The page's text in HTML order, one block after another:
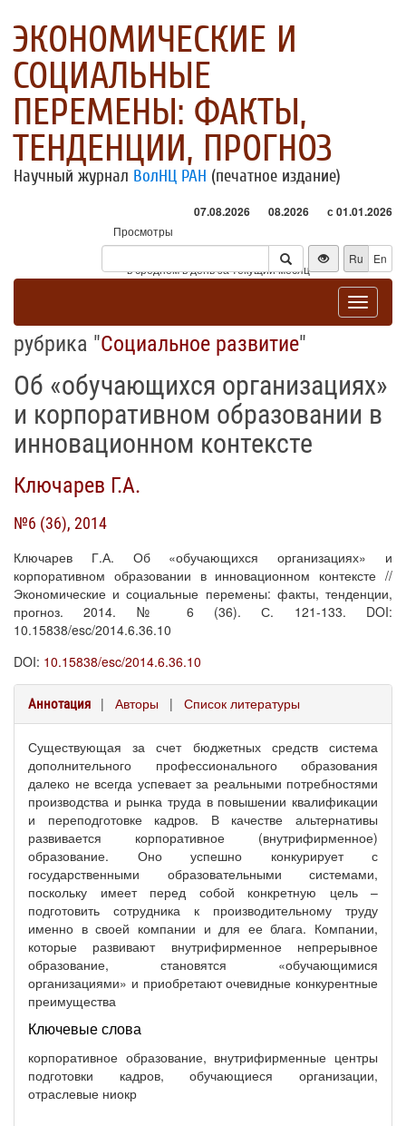
ЭКОНОМИЧЕСКИЕ И
СОЦИАЛЬНЫЕ
ПЕРЕМЕНЫ: ФАКТЫ,
ТЕНДЕНЦИИ, ПРОГНОЗ
Научный журнал ВолНЦ РАН (печатное издание)
07.08.2026 08.2026 с 01.01.2026
Просмотры
Посетители
* - в среднем в день за текущий месяц
Ru En
Toggle
рубрика "Социальное развитие"
Об «обучающихся организациях»
и корпоративном образовании в
инновационном контексте
Ключарев Г.А.
№6 (36), 2014
Ключарев Г.А. Об «обучающихся организациях» и
корпоративном образовании в инновационном контексте //
Экономические и социальные перемены: факты, тенденции,
прогноз. 2014. № 6 (36). С. 121-133. DOI:
10.15838/esc/2014.6.36.10
DOI: 10.15838/esc/2014.6.36.10
Аннотация | Авторы | Список литературы
Существующая за счет бюджетных средств система
дополнительного профессионального образования
далеко не всегда успевает за реальными потребностями
производства и рынка труда в повышении квалификации
и переподготовке кадров. В качестве альтернативы
развивается корпоративное (внутрифирменное)
образование. Оно успешно конкурирует с
государственными образовательными системами,
поскольку имеет перед собой конкретную цель –
подготовить сотрудника к производительному труду
именно в своей компании и для ее блага. Компании,
которые развивают внутрифирменное непрерывное
образование, становятся «обучающимися
организациями» и приобретают очевидные конкурентные
преимущества
Ключевые слова
корпоративное образование, внутрифирменные центры
подготовки кадров, обучающиеся организации,
отраслевые ниокр